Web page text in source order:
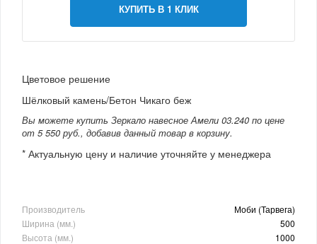
КУПИТЬ В 1 КЛИК
Цветовое решение
Шёлковый камень/Бетон Чикаго беж
Вы можете купить Зеркало навесное Амели 03.240 по цене
от 5 550 руб., добавив данный товар в корзину.
* Актуальную цену и наличие уточняйте у менеджера
Производитель
Моби (Тарвега)
Ширина (мм.)
500
Высота (мм.)
1000